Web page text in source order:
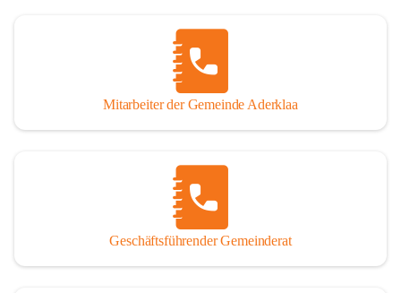
Mitarbeiter der Gemeinde Aderklaa
Geschäftsführender Gemeinderat